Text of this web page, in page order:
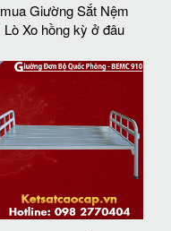
mua Giường Sắt Nệm
Lò Xo hồng kỳ ở đâu